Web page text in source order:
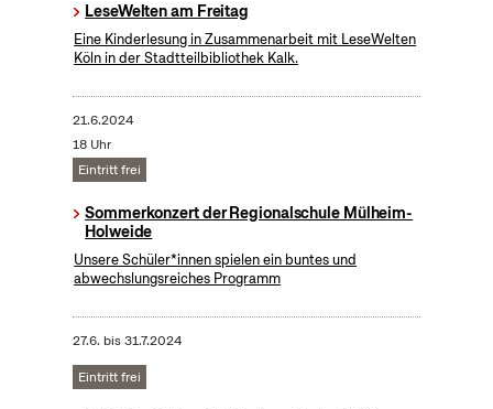
LeseWelten am Freitag
Eine Kinderlesung in Zusammenarbeit mit LeseWelten
Köln in der Stadtteilbibliothek Kalk.
21.6.2024
18 Uhr
Eintritt frei
Sommerkonzert der Regionalschule Mülheim-
Holweide
Unsere Schüler*innen spielen ein buntes und
abwechslungsreiches Programm
27.6. bis31.7.2024
Eintritt frei